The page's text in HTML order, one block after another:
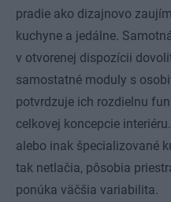
pradie ako dizajnovo
kuchyne a jedálne.
v otvorenej dispozícii
samostatné moduly s
potvrdzuje ich rozdielnu
celkovej koncepcie
alebo inak špecializované
tak netlačia, pôsobia
ponúka väčšia variabilita.